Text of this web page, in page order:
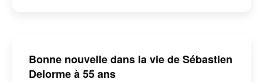
Bonne nouvelle dans la vie de Sébastien
Delorme à 55 ans